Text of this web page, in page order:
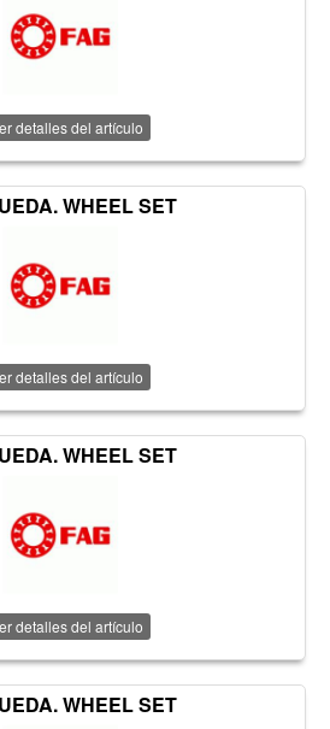
detalles del artículo
WHEEL SET
detalles del artículo
WHEEL SET
detalles del artículo
WHEEL SET